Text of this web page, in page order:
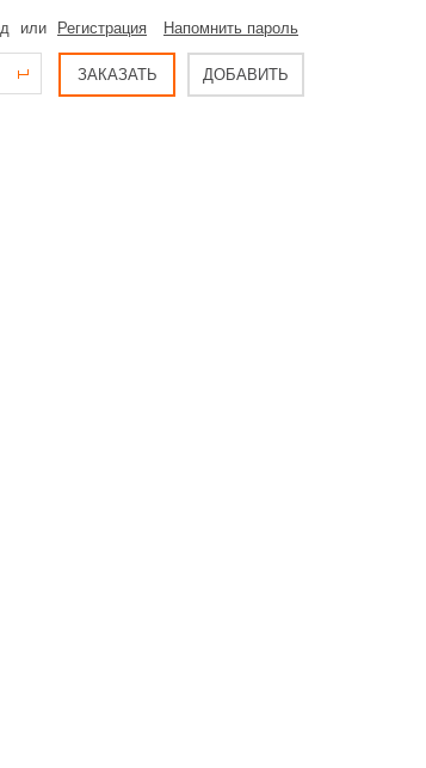
или Регистрация Напомнить пароль
ЗАКАЗАТЬ ДОБАВИТЬ